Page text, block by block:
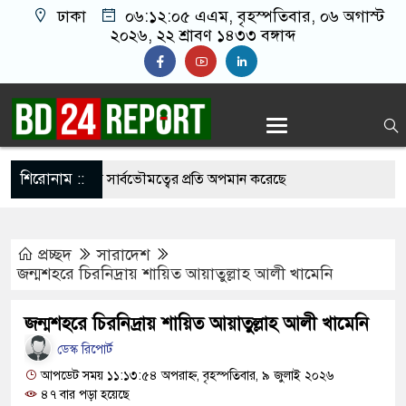
ঢাকা ০৬:১২:০৬ এএম, বৃহস্পতিবার, ০৬ অগাস্ট
২০২৬, ২২ শ্রাবণ ১৪৩৩ বঙ্গাব্দ
শিরোনাম ::
সুযোগ দিয়ে সার্বভৌমত্বের প্রতি অপমান করেছে
গাইলে ‘আকাশ ভেঙে পড়বে না’: কলকাতা
বিপাকে ২ কোটি আমানতকারী: গভর্নর
প্রচ্ছদ
সারাদেশ
জন্মশহরে চিরনিদ্রায় শায়িত আয়াতুল্লাহ আলী খামেনি
জন্মশহরে চিরনিদ্রায় শায়িত আয়াতুল্লাহ আলী খামেনি
ডেস্ক রিপোর্ট
আপডেট সময় ১১:১৩:৫৪ অপরাহ্ন, বৃহস্পতিবার, ৯ জুলাই ২০২৬
৪৭ বার পড়া হয়েছে